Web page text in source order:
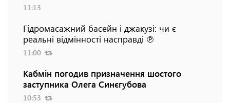
11:13
Гідромасажний басейн і джакузі: чи є
реальні відмінності насправді ℗
11:00
Кабмін погодив призначення шостого
заступника Олега Синєгубова
10:53